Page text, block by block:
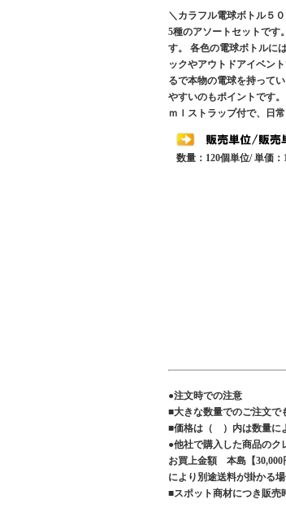
＼カラフル電球ボトル５
5種のアソートセットです
す。 各色の電球ボトルに
ックやアウトドアイベン
るで本物の電球を持って
やすいのもポイントです
ｍｌストラップ付で、日
数量：120個単位/ 単価：
●注文時での注
■大きな数量でのご注文で
■価格は（ ）内は数量に
●他社で購入した商品のク
お買上金額 本島【
により別途送料が掛か
■スポット商材につき販売